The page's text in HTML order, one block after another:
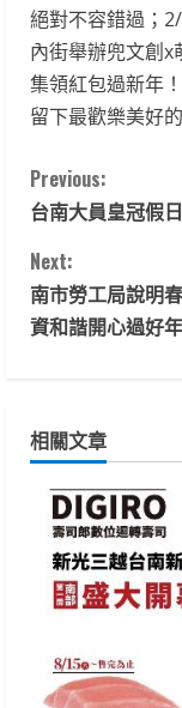
絕對不容錯過；
內街舉辦兜文創
集領紅包過新年
留下最歡樂美好
C
o
n
t
n
a
Previous:
台南大員皇冠假
Next:
南市勞工局說明
資和諧開心過好年
相關文章